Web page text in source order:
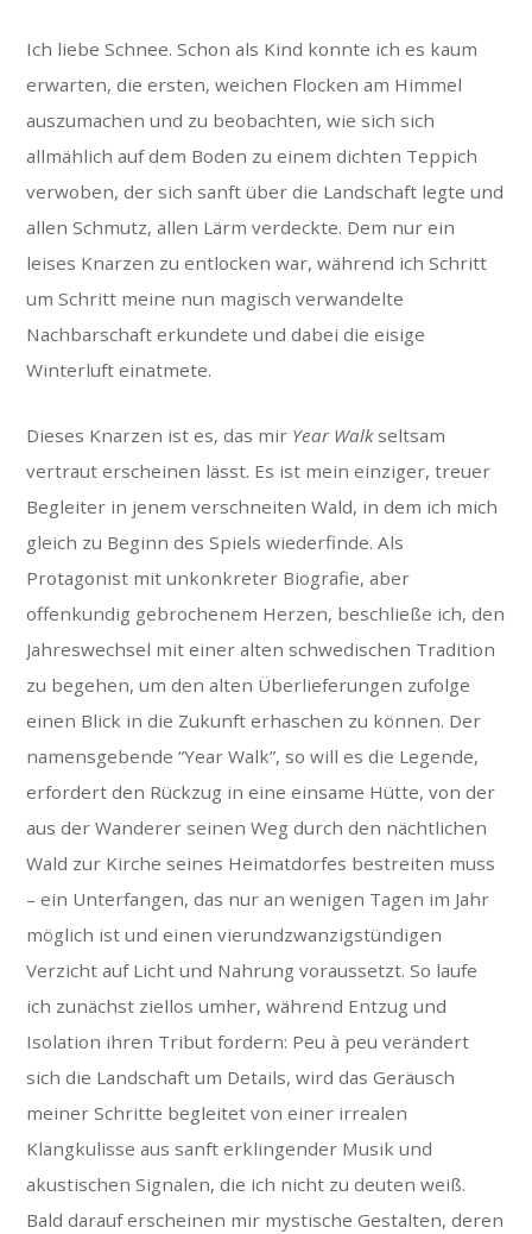
Ich liebe Schnee. Schon als Kind konnte ich es kaum
erwarten, die ersten, weichen Flocken am Himmel
auszumachen und zu beobachten, wie sich sich
allmählich auf dem Boden zu einem dichten Teppich
verwoben, der sich sanft über die Landschaft legte und
allen Schmutz, allen Lärm verdeckte. Dem nur ein
leises Knarzen zu entlocken war, während ich Schritt
um Schritt meine nun magisch verwandelte
Nachbarschaft erkundete und dabei die eisige
Winterluft einatmete.
Dieses Knarzen ist es, das mir Year Walkseltsam
vertraut erscheinen lässt. Es ist mein einziger, treuer
Begleiter in jenem verschneiten Wald, in dem ich mich
gleich zu Beginn des Spiels wiederfinde. Als
Protagonist mit unkonkreter Biografie, aber
offenkundig gebrochenem Herzen, beschließe ich, den
Jahreswechsel mit einer alten schwedischen Tradition
zu begehen, um den alten Überlieferungen zufolge
einen Blick in die Zukunft erhaschen zu können. Der
namensgebende “Year Walk”, so will es die Legende,
erfordert den Rückzug in eine einsame Hütte, von der
aus der Wanderer seinen Weg durch den nächtlichen
Wald zur Kirche seines Heimatdorfes bestreiten muss
– ein Unterfangen, das nur an wenigen Tagen im Jahr
möglich ist und einen vierundzwanzigstündigen
Verzicht auf Licht und Nahrung voraussetzt. So laufe
ich zunächst ziellos umher, während Entzug und
Isolation ihren Tribut fordern: Peu à peu verändert
sich die Landschaft um Details, wird das Geräusch
meiner Schritte begleitet von einer irrealen
Klangkulisse aus sanft erklingender Musik und
akustischen Signalen, die ich nicht zu deuten weiß.
Bald darauf erscheinen mir mystische Gestalten, deren